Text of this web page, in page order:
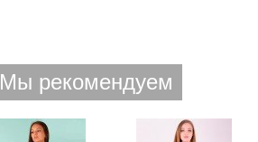
Мы рекомендуем